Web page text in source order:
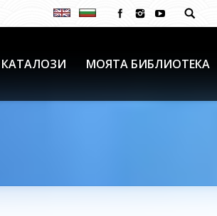
КАТАЛОЗИ МОЯТА БИБЛИОТЕКА